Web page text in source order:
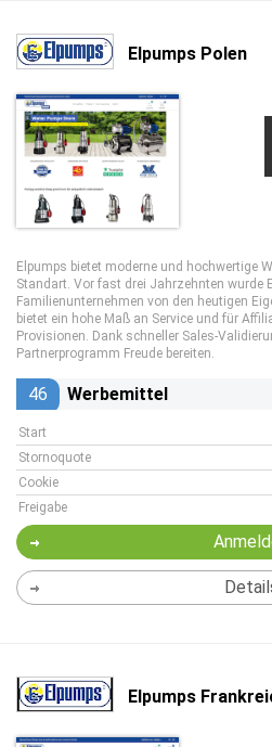
Elpumps Polen
Elpumps bietet moderne und hochwertige
Standart. Vor fast drei Jahrzehnten wurde
Familienunternehmen von den heutigen
bietet ein hohe Maß an Service und für
Provisionen. Dank schneller Sales-
Partnerprogramm Freude bereiten.
46 Werbemittel
Start
Stornoquote
Cookie
Freigabe
Elpumps